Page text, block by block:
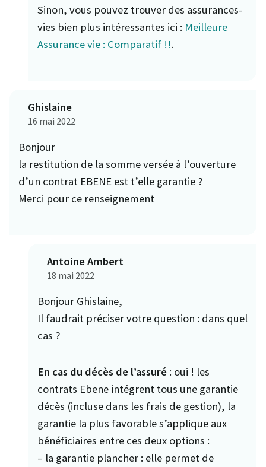
Sinon, vous pouvez trouver des assurances-
vies bien plus intéressantes ici : Meilleure
Assurance vie : Comparatif !!.
Ghislaine
16 mai 2022
Bonjour
la restitution de la somme versée à l’ouverture
d’un contrat EBENE est t’elle garantie ?
Merci pour ce renseignement
Antoine Ambert
18 mai 2022
Bonjour Ghislaine,
Il faudrait préciser votre question : dans quel
cas ?
En cas du décès de l’assuré : oui ! les
contrats Ebene intégrent tous une garantie
décès (incluse dans les frais de gestion), la
garantie la plus favorable s’applique aux
bénéficiaires entre ces deux options :
– la garantie plancher : elle permet de